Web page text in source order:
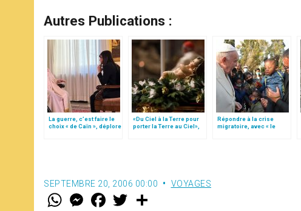
Autres Publications :
La guerre, c’est faire le
choix « de Caïn », déplore
«Du Ciel à la Terre pour
porter la Terre au Ciel»,
Répondre à la crise
migratoire, avec « le
SEPTEMBRE 20, 2006 00:00 VOYAGES
W M
e
F
a w